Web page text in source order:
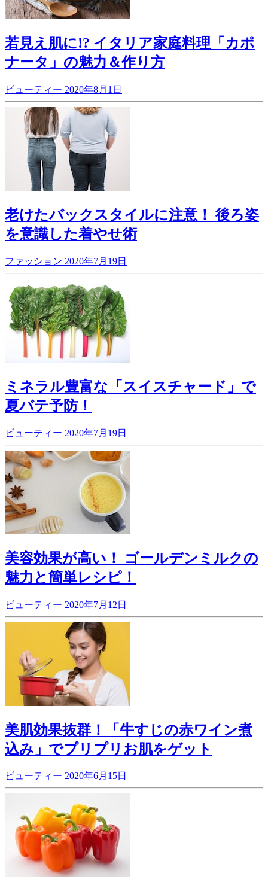
若見え肌に!? イタリア家庭料理「カポ
ナータ」の魅力＆作り方
ビューティー 2020年8月1日
老けたバックスタイルに注意！ 後ろ姿
を意識した着やせ術
ファッション 2020年7月19日
ミネラル豊富な「スイスチャード」で
夏バテ予防！
ビューティー 2020年7月19日
美容効果が高い！ ゴールデンミルクの
魅力と簡単レシピ！
ビューティー 2020年7月12日
美肌効果抜群！「牛すじの赤ワイン煮
込み」でプリプリお肌をゲット
ビューティー 2020年6月15日